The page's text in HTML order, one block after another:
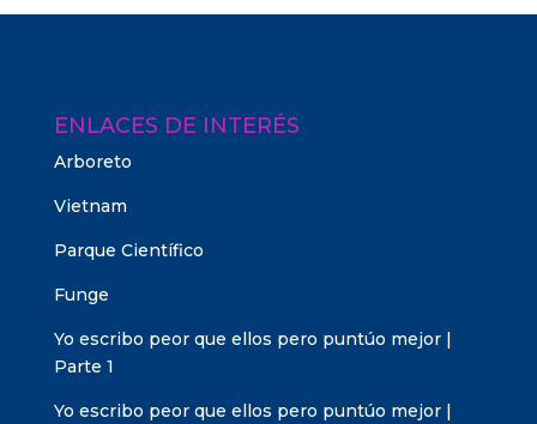
ENLACES DE INTERÉS
Arboreto
Vietnam
Parque Científico
Funge
Yo escribo peor que ellos pero puntúo mejor |
Parte 1
Yo escribo peor que ellos pero puntúo mejor |